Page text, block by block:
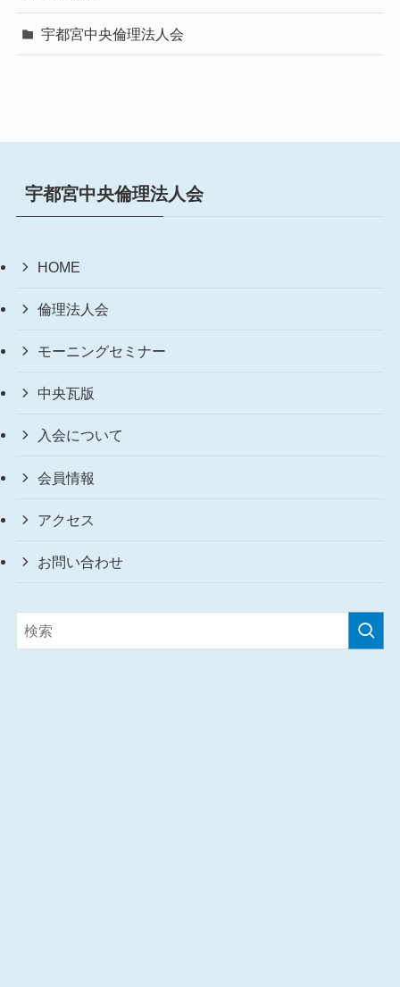
宇都宮中央倫理法人会
宇都宮中央倫理法人会
HOME
倫理法人会
モーニングセミナー
中央瓦版
入会について
会員情報
アクセス
お問い合わせ